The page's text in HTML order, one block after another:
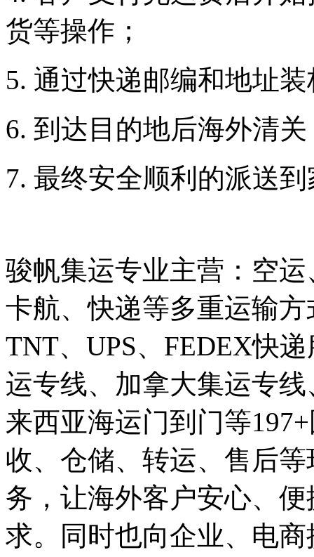
货等操作；
5. 通过快递邮编和地址
6. 到达目的地后海外清
7. 最终安全顺利的派送
骏帆集运专业主营：空
卡航、快递等多重运输
TNT、UPS、FEDEX快
运专线、加拿大集运专
来西亚海运门到门等
收、仓储、转运、售后
务，让海外客户安心、
求。同时也向企业、电